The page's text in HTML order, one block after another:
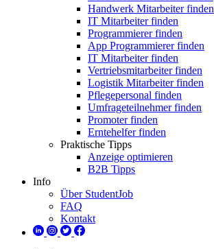
Handwerk Mitarbeiter finden
IT Mitarbeiter finden
Programmierer finden
App Programmierer finden
IT Mitarbeiter finden
Vertriebsmitarbeiter finden
Logistik Mitarbeiter finden
Pflegepersonal finden
Umfrageteilnehmer finden
Promoter finden
Erntehelfer finden
Praktische Tipps
Anzeige optimieren
B2B Tipps
Info
Über StudentJob
FAQ
Kontakt